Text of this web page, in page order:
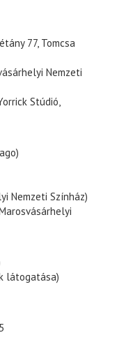
77, Tomcsa
Nemzeti
Stúdió,
Nemzeti Színház)
látogatása)